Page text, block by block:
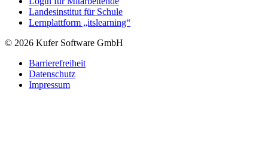
Landesinstitut für Schule
Lernplattform „itslearning“
© 2026 Kufer Software GmbH
Barrierefreiheit
Datenschutz
Impressum